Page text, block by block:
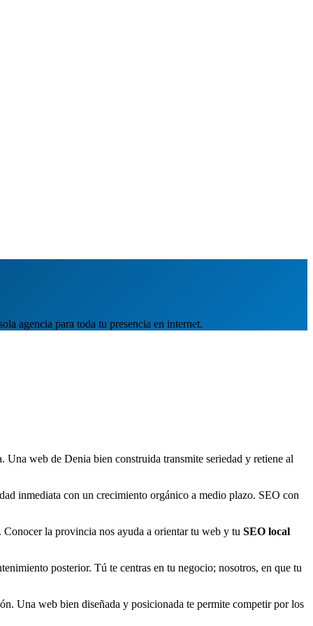
agencia para toda tu presencia en internet.
web de Denia bien construida transmite seriedad y retiene al
inmediata con un crecimiento orgánico a medio plazo. SEO con
la provincia nos ayuda a orientar tu web y tu SEO local
posterior. Tú te centras en tu negocio; nosotros, en que tu
Una web bien diseñada y posicionada te permite competir por los